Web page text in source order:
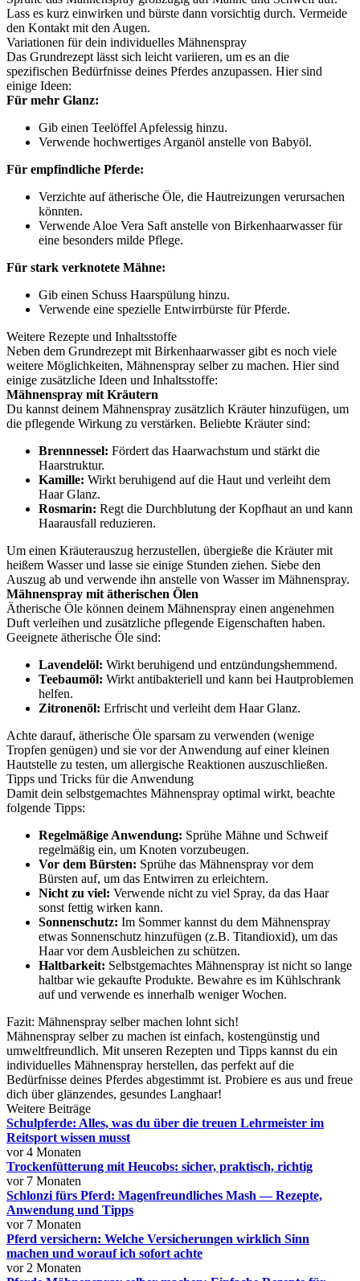
Lass es kurz einwirken und bürste dann vorsichtig durch. Vermeide
den Kontakt mit den Augen.
Variationen für dein individuelles Mähnenspray
Das Grundrezept lässt sich leicht variieren, um es an die
spezifischen Bedürfnisse deines Pferdes anzupassen. Hier sind
einige Ideen:
Für mehr Glanz:
Gib einen Teelöffel Apfelessig hinzu.
Verwende hochwertiges Arganöl anstelle von Babyöl.
Für empfindliche Pferde:
Verzichte auf ätherische Öle, die Hautreizungen verursachen
könnten.
Verwende Aloe Vera Saft anstelle von Birkenhaarwasser für
eine besonders milde Pflege.
Für stark verknotete Mähne:
Gib einen Schuss Haarspülung hinzu.
Verwende eine spezielle Entwirrbürste für Pferde.
Weitere Rezepte und Inhaltsstoffe
Neben dem Grundrezept mit Birkenhaarwasser gibt es noch viele
weitere Möglichkeiten, Mähnenspray selber zu machen. Hier sind
einige zusätzliche Ideen und Inhaltsstoffe:
Mähnenspray mit Kräutern
Du kannst deinem Mähnenspray zusätzlich Kräuter hinzufügen, um
die pflegende Wirkung zu verstärken. Beliebte Kräuter sind:
Brennnessel: Fördert das Haarwachstum und stärkt die
Haarstruktur.
Kamille: Wirkt beruhigend auf die Haut und verleiht dem
Haar Glanz.
Rosmarin: Regt die Durchblutung der Kopfhaut an und kann
Haarausfall reduzieren.
Um einen Kräuterauszug herzustellen, übergieße die Kräuter mit
heißem Wasser und lasse sie einige Stunden ziehen. Siebe den
Auszug ab und verwende ihn anstelle von Wasser im Mähnenspray.
Mähnenspray mit ätherischen Ölen
Ätherische Öle können deinem Mähnenspray einen angenehmen
Duft verleihen und zusätzliche pflegende Eigenschaften haben.
Geeignete ätherische Öle sind:
Lavendelöl: Wirkt beruhigend und entzündungshemmend.
Teebaumöl: Wirkt antibakteriell und kann bei Hautproblemen
helfen.
Zitronenöl: Erfrischt und verleiht dem Haar Glanz.
Achte darauf, ätherische Öle sparsam zu verwenden (wenige
Tropfen genügen) und sie vor der Anwendung auf einer kleinen
Hautstelle zu testen, um allergische Reaktionen auszuschließen.
Tipps und Tricks für die Anwendung
Damit dein selbstgemachtes Mähnenspray optimal wirkt, beachte
folgende Tipps:
Regelmäßige Anwendung: Sprühe Mähne und Schweif
regelmäßig ein, um Knoten vorzubeugen.
Vor dem Bürsten: Sprühe das Mähnenspray vor dem
Bürsten auf, um das Entwirren zu erleichtern.
Nicht zu viel: Verwende nicht zu viel Spray, da das Haar
sonst fettig wirken kann.
Sonnenschutz: Im Sommer kannst du dem Mähnenspray
etwas Sonnenschutz hinzufügen (z.B. Titandioxid), um das
Haar vor dem Ausbleichen zu schützen.
Haltbarkeit: Selbstgemachtes Mähnenspray ist nicht so lange
haltbar wie gekaufte Produkte. Bewahre es im Kühlschrank
auf und verwende es innerhalb weniger Wochen.
Fazit: Mähnenspray selber machen lohnt sich!
Mähnenspray selber zu machen ist einfach, kostengünstig und
umweltfreundlich. Mit unseren Rezepten und Tipps kannst du ein
individuelles Mähnenspray herstellen, das perfekt auf die
Bedürfnisse deines Pferdes abgestimmt ist. Probiere es aus und freue
dich über glänzendes, gesundes Langhaar!
Weitere Beiträge
Schulpferde: Alles, was du über die treuen Lehrmeister im
Reitsport wissen musst
vor 4 Monaten
Trockenfütterung mit Heucobs: sicher, praktisch, richtig
vor 7 Monaten
Schlonzi fürs Pferd: Magenfreundliches Mash — Rezepte,
Anwendung und Tipps
vor 7 Monaten
Pferd versichern: Welche Versicherungen wirklich Sinn
machen und worauf ich sofort achte
vor 2 Monaten